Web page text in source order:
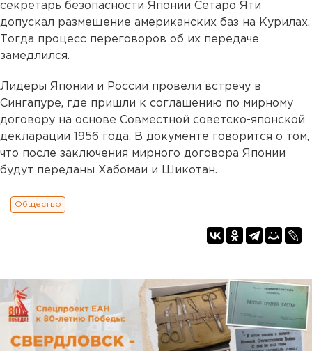
секретарь безопасности Японии Сетаро Яти
допускал размещение американских баз на Курилах.
Тогда процесс переговоров об их передаче
замедлился.
Лидеры Японии и России провели встречу в
Сингапуре, где пришли к соглашению по мирному
договору на основе Совместной советско-японской
декларации 1956 года. В документе говорится о том,
что после заключения мирного договора Японии
будут переданы Хабомаи и Шикотан.
Общество